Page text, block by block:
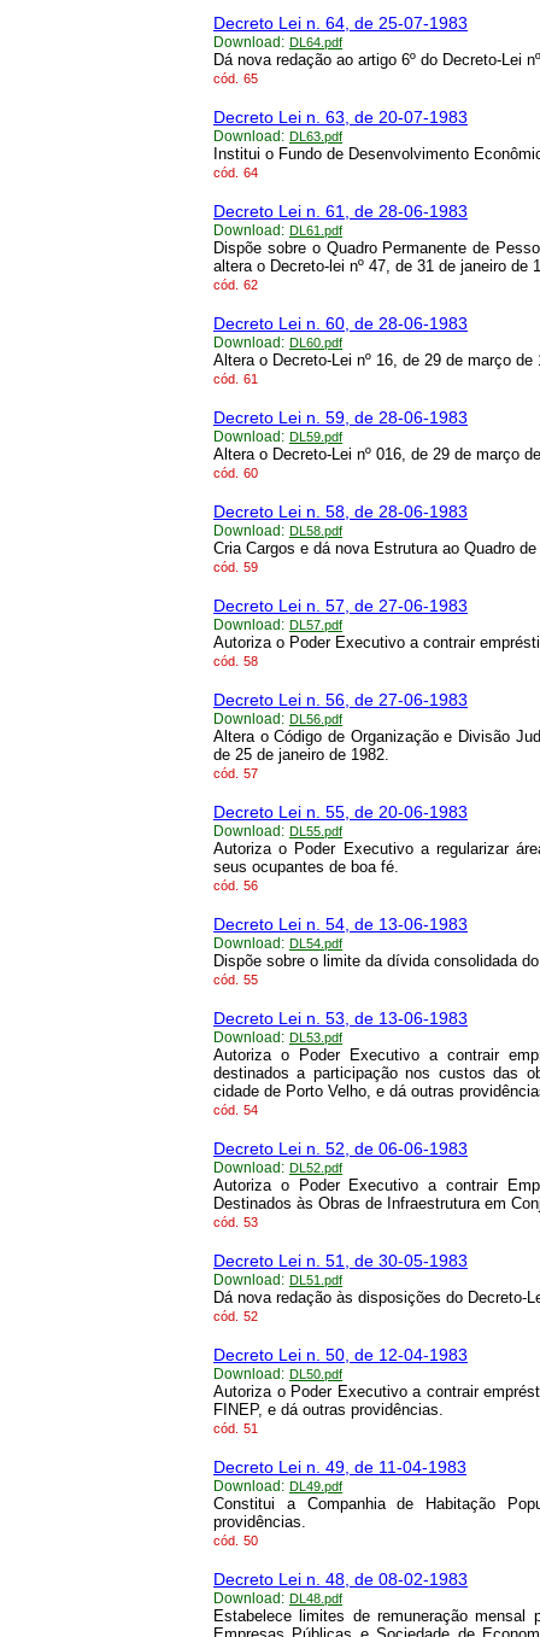
Decreto Lei n. 64, de 25-07-1983
Download: DL64.pdf
Dá nova redação ao artigo 6º do Decreto-Lei
cód. 65
Decreto Lei n. 63, de 20-07-1983
Download: DL63.pdf
Institui o Fundo de Desenvolvimento
cód. 64
Decreto Lei n. 61, de 28-06-1983
Download: DL61.pdf
Dispõe sobre o Quadro Permanente de
altera o Decreto-lei nº 47, de 31 de janeiro de
cód. 62
Decreto Lei n. 60, de 28-06-1983
Download: DL60.pdf
Altera o Decreto-Lei nº 16, de 29 de março
cód. 61
Decreto Lei n. 59, de 28-06-1983
Download: DL59.pdf
Altera o Decreto-Lei nº 016, de 29 de março
cód. 60
Decreto Lei n. 58, de 28-06-1983
Download: DL58.pdf
Cria Cargos e dá nova Estrutura ao Quadro
cód. 59
Decreto Lei n. 57, de 27-06-1983
Download: DL57.pdf
Autoriza o Poder Executivo a contrair
cód. 58
Decreto Lei n. 56, de 27-06-1983
Download: DL56.pdf
Altera o Código de Organização e Divisão
de 25 de janeiro de 1982.
cód. 57
Decreto Lei n. 55, de 20-06-1983
Download: DL55.pdf
Autoriza o Poder Executivo a regularizar
seus ocupantes de boa fé.
cód. 56
Decreto Lei n. 54, de 13-06-1983
Download: DL54.pdf
Dispõe sobre o limite da dívida consolidada
cód. 55
Decreto Lei n. 53, de 13-06-1983
Download: DL53.pdf
Autoriza o Poder Executivo a contrair
destinados a participação nos custos das
cidade de Porto Velho, e dá outras
cód. 54
Decreto Lei n. 52, de 06-06-1983
Download: DL52.pdf
Autoriza o Poder Executivo a contrair
Destinados às Obras de Infraestrutura em
cód. 53
Decreto Lei n. 51, de 30-05-1983
Download: DL51.pdf
Dá nova redação às disposições do Decreto-
cód. 52
Decreto Lei n. 50, de 12-04-1983
Download: DL50.pdf
Autoriza o Poder Executivo a contrair
FINEP, e dá outras providências.
cód. 51
Decreto Lei n. 49, de 11-04-1983
Download: DL49.pdf
Constitui a Companhia de Habitação
providências.
cód. 50
Decreto Lei n. 48, de 08-02-1983
Download: DL48.pdf
Estabelece limites de remuneração